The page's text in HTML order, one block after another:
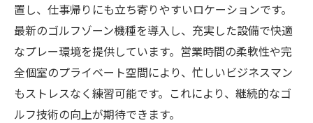
置し、仕事帰りにも立ち寄りやすいロケーションです。
最新のゴルフゾーン機種を導入し、充実した設備で快適
なプレー環境を提供しています。営業時間の柔軟性や完
全個室のプライベート空間により、忙しいビジネスマン
もストレスなく練習可能です。これにより、継続的なゴ
ルフ技術の向上が期待できます。